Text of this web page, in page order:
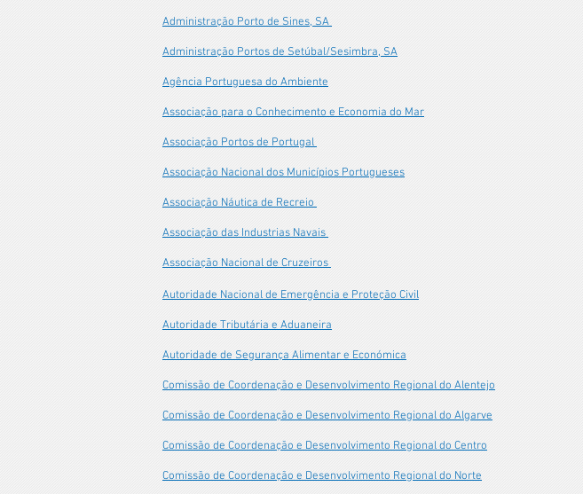
Administração Porto de Sines, SA
Administração Portos de Setúbal/Sesimbra, SA
Agência Portuguesa do Ambiente
Associação para o Conhecimento e Economia do Mar
Associação Portos de Portugal
Associação Nacional dos Municípios Portugueses
Associação Náutica de Recreio
Associação das Industrias Navais
Associação Nacional de Cruzeiros
Autoridade Nacional de Emergência e Proteção Civil
Autoridade Tributária e Aduaneira
Autoridade de Segurança Alimentar e Económica
Comissão de Coordenação e Desenvolvimento Regional do Alentejo
Comissão de Coordenação e Desenvolvimento Regional do Algarve
Comissão de Coordenação e Desenvolvimento Regional do Centro
Comissão de Coordenação e Desenvolvimento Regional do Norte